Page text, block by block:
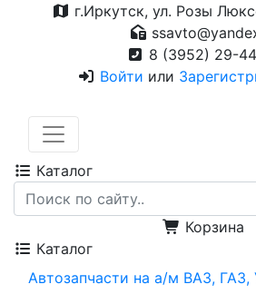
г.Иркутск, ул. Розы
8 (3952) 29-
Войти или
Каталог
Корзина
Каталог
Автозапчасти на а/м ВАЗ,